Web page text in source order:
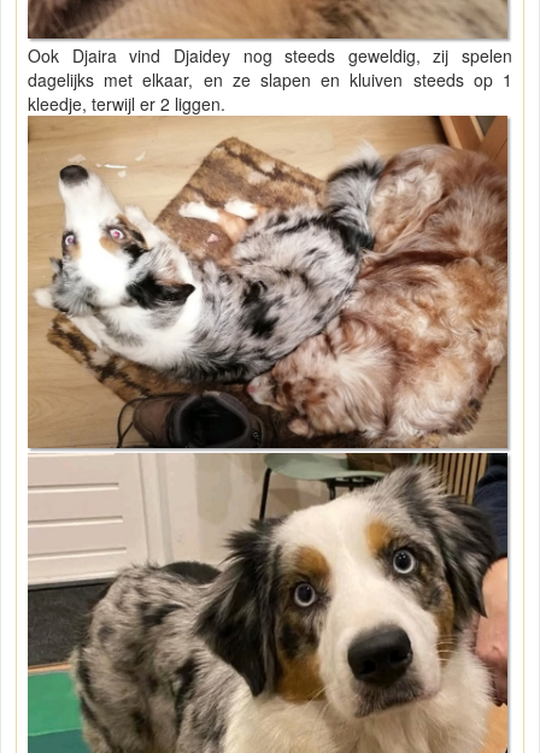
Ook Djaira vind Djaidey nog steeds geweldig, zij spelen
dagelijks met elkaar, en ze slapen en kluiven steeds op 1
kleedje, terwijl er 2 liggen.